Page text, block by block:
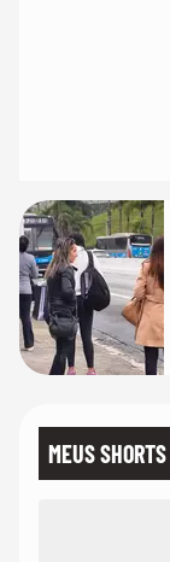
MEUS SHORTS